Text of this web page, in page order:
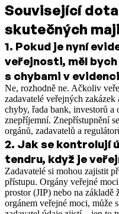
Související
skutečných
1. Pokud je nyní
veřejnosti, měl
s chybami v
Ne, rozhodně ne. Ačkoliv
zadavatelé veřejných
chyby, řada bank, investorů a
znepříjemní. Znepřístupnění
orgánů, zadavatelů a
2. Jak se kontrolují
tendru, když je
Zadavatelé si mohou zajistit
přístupu. Orgány veřejné
prostor (JIP) nebo na základě
orgánem veřejné moci, může